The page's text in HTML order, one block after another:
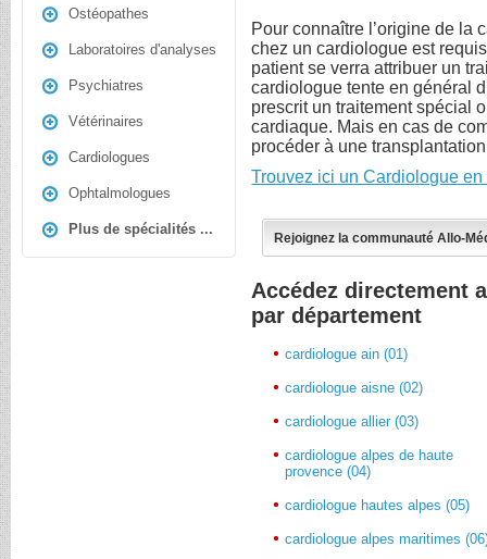
Ostéopathes
Laboratoires d'analyses
Psychiatres
Vétérinaires
Cardiologues
Ophtalmologues
Plus de spécialités ...
Pour connaître l’origine de la
chez un cardiologue est
patient se verra attribuer un
cardiologue tente en général
prescrit un traitement spécial
cardiaque. Mais en cas de
procéder à une
Trouvez ici un Cardiologue
Rejoignez la communauté Allo-
Accédez directement
par département
cardiologue ain (01)
cardiologue aisne (02)
cardiologue allier (03)
cardiologue alpes de haute
provence (04)
cardiologue hautes alpes (05)
cardiologue alpes maritimes